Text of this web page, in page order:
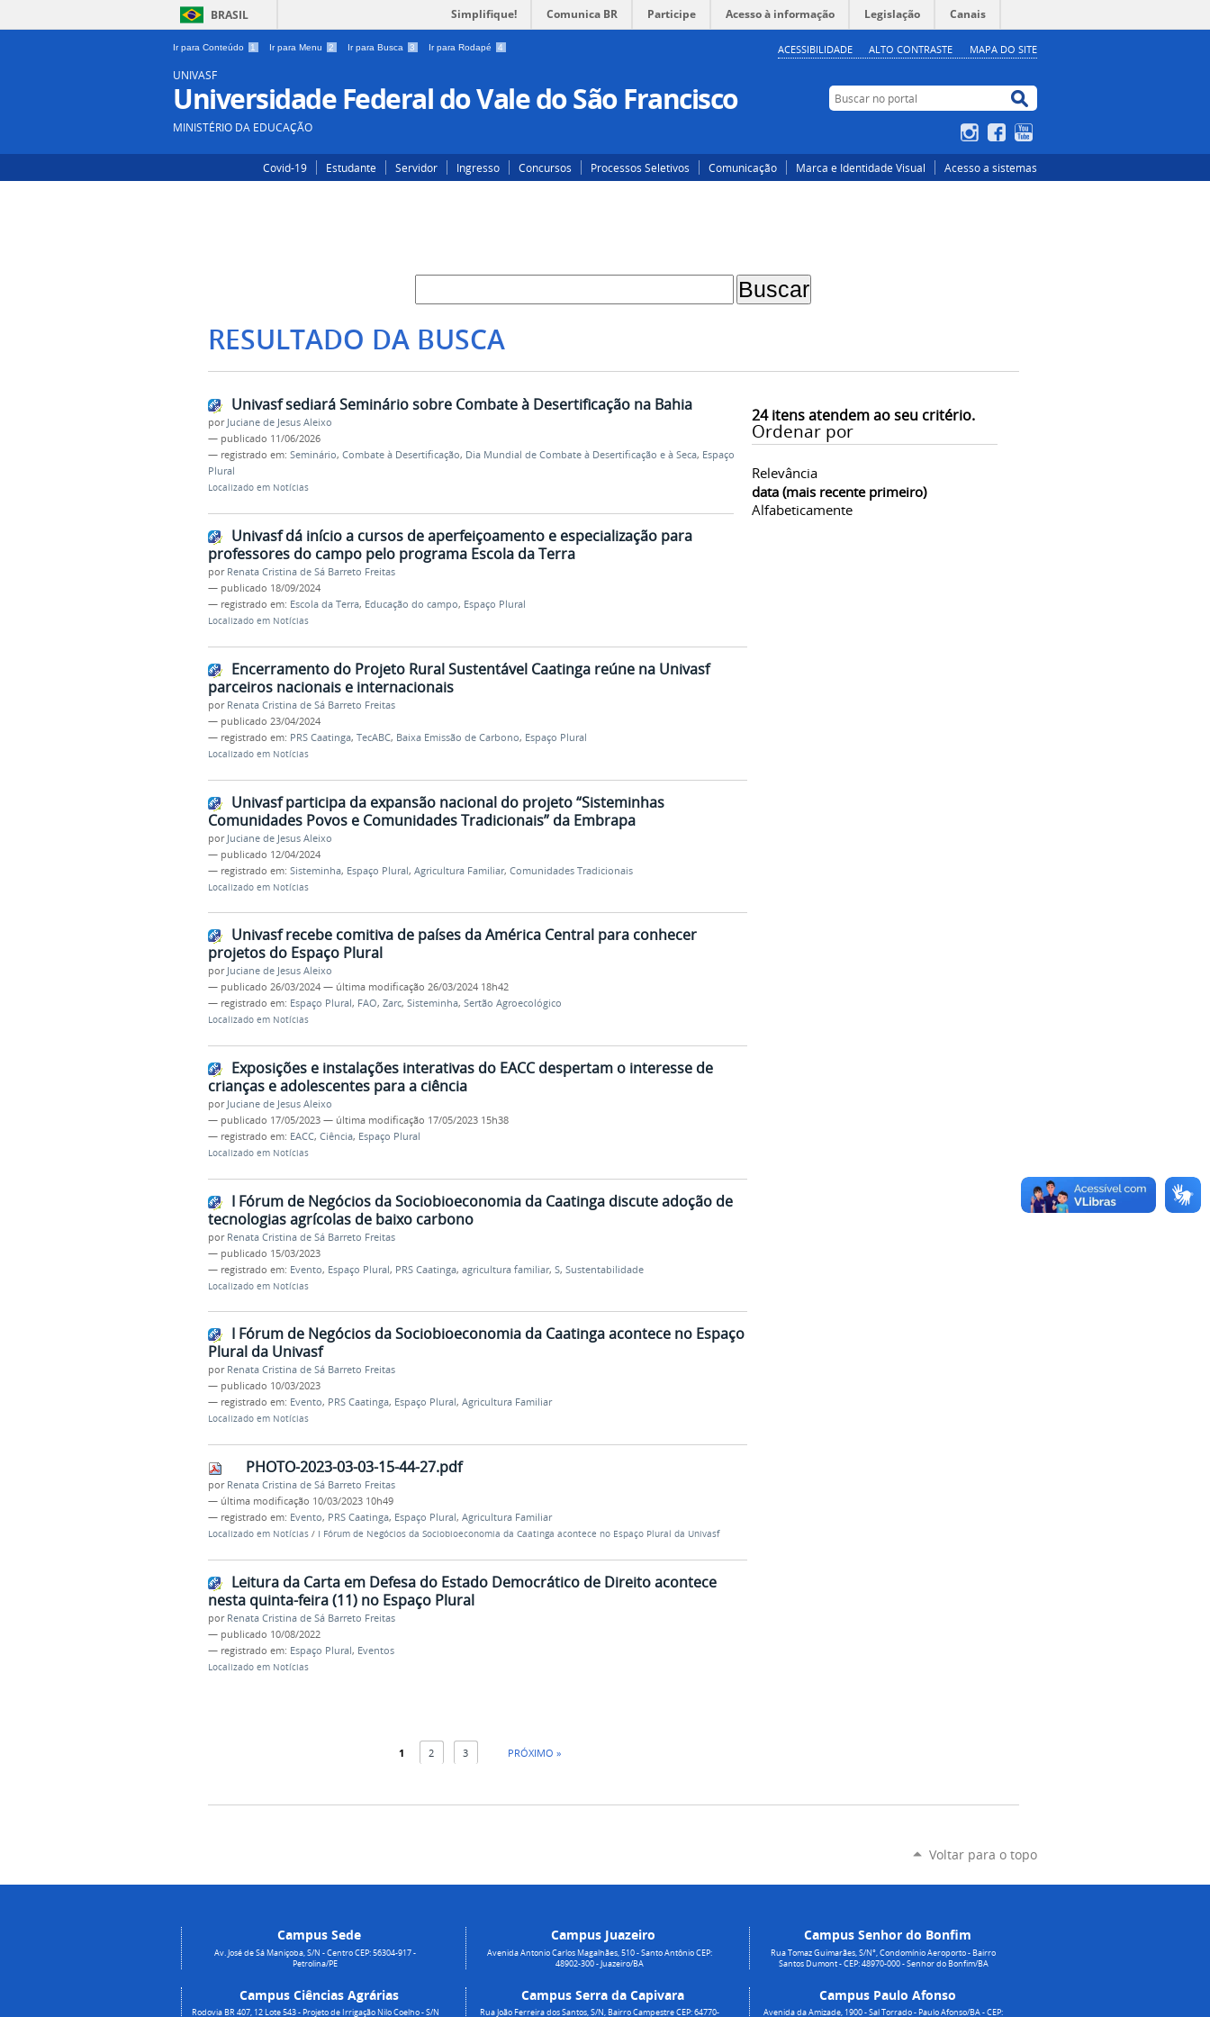
BRASIL Simplifique! Comunica BR Participe Acesso à informação Legislação Canais
Ir para Conteúdo 1 Ir para Menu 2 Ir para Busca 3 Ir para Rodapé 4 ACESSIBILIDADE ALTO CONTRASTE MAPA DO SITE
UNIVASF
Universidade Federal do Vale do São Francisco
MINISTÉRIO DA EDUCAÇÃO
Buscar no portal
Buscar no portal
InstagramFacebook
Covid-19 Estudante Servidor Ingresso Concursos Processos Seletivos Comunicação Marca e Identidade Visual Acesso a sistemas
RESULTADO DA BUSCA
24itens atendem ao seu critério.
Ordenar por
Relevância
data (mais recente primeiro)
Alfabeticamente
Univasf sediará Seminário sobre Combate à Desertificação na Bahia
por Juciane de Jesus Aleixo
— publicado 11/06/2026
— registrado em: Seminário, Combate à Desertificação, Dia Mundial de Combate à Desertificação e à Seca, Espaço
Plural
Localizado em Notícias
Univasf dá início a cursos de aperfeiçoamento e especialização para
professores do campo pelo programa Escola da Terra
por Renata Cristina de Sá Barreto Freitas
— publicado 18/09/2024
— registrado em: Escola da Terra, Educação do campo, Espaço Plural
Localizado em Notícias
Encerramento do Projeto Rural Sustentável Caatinga reúne na Univasf
parceiros nacionais e internacionais
por Renata Cristina de Sá Barreto Freitas
— publicado 23/04/2024
— registrado em: PRS Caatinga, TecABC, Baixa Emissão de Carbono, Espaço Plural
Localizado em Notícias
Univasf participa da expansão nacional do projeto “Sisteminhas
Comunidades Povos e Comunidades Tradicionais” da Embrapa
por Juciane de Jesus Aleixo
— publicado 12/04/2024
— registrado em: Sisteminha, Espaço Plural, Agricultura Familiar, Comunidades Tradicionais
Localizado em Notícias
Univasf recebe comitiva de países da América Central para conhecer
projetos do Espaço Plural
por Juciane de Jesus Aleixo
— publicado 26/03/2024 — última modificação 26/03/2024 18h42
— registrado em: Espaço Plural, FAO, Zarc, Sisteminha, Sertão Agroecológico
Localizado em Notícias
Exposições e instalações interativas do EACC despertam o interesse de
crianças e adolescentes para a ciência
por Juciane de Jesus Aleixo
— publicado 17/05/2023 — última modificação 17/05/2023 15h38
— registrado em: EACC, Ciência, Espaço Plural
Localizado em Notícias
I Fórum de Negócios da Sociobioeconomia da Caatinga discute adoção de
tecnologias agrícolas de baixo carbono
por Renata Cristina de Sá Barreto Freitas
— publicado 15/03/2023
— registrado em: Evento, Espaço Plural, PRS Caatinga, agricultura familiar, S, Sustentabilidade
Localizado em Notícias
I Fórum de Negócios da Sociobioeconomia da Caatinga acontece no Espaço
Plural da Univasf
por Renata Cristina de Sá Barreto Freitas
— publicado 10/03/2023
— registrado em: Evento, PRS Caatinga, Espaço Plural, Agricultura Familiar
Localizado em Notícias
PHOTO-2023-03-03-15-44-27.pdf
por Renata Cristina de Sá Barreto Freitas
— última modificação 10/03/2023 10h49
— registrado em: Evento, PRS Caatinga, Espaço Plural, Agricultura Familiar
Localizado em Notícias / I Fórum de Negócios da Sociobioeconomia da Caatinga acontece no Espaço Plural da Univasf
Leitura da Carta em Defesa do Estado Democrático de Direito acontece
nesta quinta-feira (11) no Espaço Plural
por Renata Cristina de Sá Barreto Freitas
— publicado 10/08/2022
— registrado em: Espaço Plural, Eventos
Localizado em Notícias
1 2 3 PRÓXIMO »
Voltar para o topo
Campus Sede
Av. José de Sá Maniçoba, S/N - Centro CEP: 56304-917 -
Petrolina/PE
Campus Ciências Agrárias
Rodovia BR 407, 12 Lote 543 - Projeto de Irrigação Nilo Coelho - S/N
Campus Juazeiro
Avenida Antonio Carlos Magalhães, 510 - Santo Antônio CEP:
48902-300 - Juazeiro/BA
Campus Serra da Capivara
Rua João Ferreira dos Santos, S/N, Bairro Campestre CEP: 64770-
Campus Senhor do Bonfim
Rua Tomaz Guimarães, S/N°, Condomínio Aeroporto - Bairro
Santos Dumont - CEP: 48970-000 - Senhor do Bonfim/BA
Campus Paulo Afonso
Avenida da Amizade, 1900 - Sal Torrado - Paulo Afonso/BA - CEP: